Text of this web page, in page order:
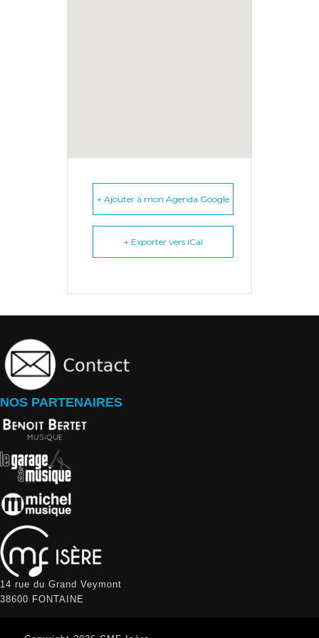
+ Ajouter à mon Agenda Google
+ Exporter vers iCal
NOS PARTENAIRES
14 rue du Grand Veymont
38600 FONTAINE